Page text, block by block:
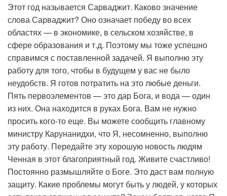
Этот год называется Сарваджит. Каково значение
слова Сарваджит? Оно означает победу во всех
областях — в экономике, в сельском хозяйстве, в
сфере образования и т.д. Поэтому мы тоже успешно
справимся с поставленной задачей. Я выполню эту
работу для того, чтобы в будущем у вас не было
неудобств. Я готов потратить на это любые деньги.
Пять первоэлементов — это дар Бога, и вода — один
из них. Она находится в руках Бога. Вам не нужно
просить кого-то еще. Вы можете сообщить главному
министру Карунанидхи, что Я, несомненно, выполню
эту работу. Передайте эту хорошую новость людям
Ченная в этот благоприятный год. Живите счастливо!
Постоянно размышляйте о Боге. Это даст вам полную
защиту. Какие проблемы могут быть у людей, у которых